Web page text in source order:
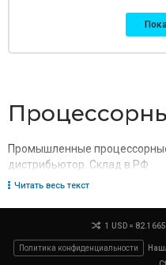
Промышленные
дистрибьютор. Склад в РФ
Читать весь текст
1 USD =
Политика конфиденциальности